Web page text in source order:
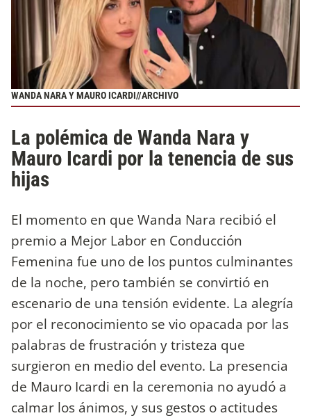
WANDA NARA Y MAURO ICARDI//ARCHIVO
La polémica de Wanda Nara y
Mauro Icardi por la tenencia de sus
hijas
El momento en que Wanda Nara recibió el
premio a Mejor Labor en Conducción
Femenina fue uno de los puntos culminantes
de la noche, pero también se convirtió en
escenario de una tensión evidente. La alegría
por el reconocimiento se vio opacada por las
palabras de frustración y tristeza que
surgieron en medio del evento. La presencia
de Mauro Icardi en la ceremonia no ayudó a
calmar los ánimos, y sus gestos o actitudes